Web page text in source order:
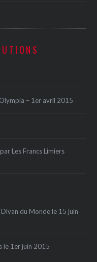
– 1er avril 2015
Les Francs Limiers
du Monde le 15 juin
le 1er juin 2015